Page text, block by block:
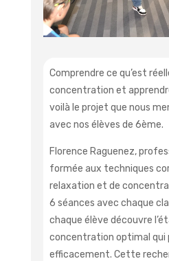
Comprendre ce qu’est
concentration et
voilà le projet que nous
avec nos élèves de 6ème.
Florence Raguenez,
formée aux techniques
relaxation et de
6 séances avec chaque
chaque élève découvre
concentration optimal qui
efficacement. Cette